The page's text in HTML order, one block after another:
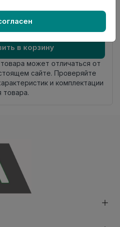
в корзину
может отличаться от
сайте. Проверяйте
и комплектации
товара.